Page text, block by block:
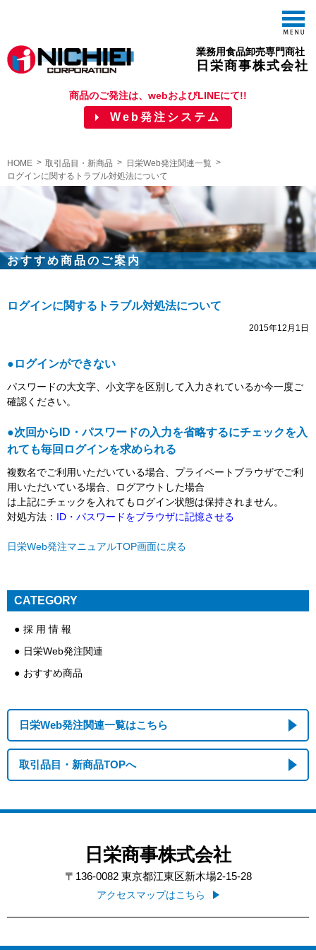
業務用食品卸売専門商社
日栄商事株式会社
商品のご発注は、webおよびLINEにて!!
Web発注システム
HOME 取引品目・新商品
日栄Web発注関連一覧
ログインに関するトラブル対処法について
おすすめ商品のご案内
ログインに関するトラブル対処法について
2015年12月1日
●ログインができない
パスワードの大文字、小文字を区別して入力されているか今一度ご
確認ください。
●次回からID・パスワードの入力を省略するにチェックを入
れても毎回ログインを求められる
複数名でご利用いただいている場合、プライベートブラウザでご利
用いただいている場合、ログアウトした場合
は上記にチェックを入れてもログイン状態は保持されません。
対処方法： ID・パスワードをブラウザに記憶させる
日栄Web発注マニュアルTOP画面に戻る
CATEGORY
採 用 情 報
日栄Web発注関連
おすすめ商品
日栄Web発注関連一覧はこちら
取引品目・新商品TOPへ
日栄商事株式会社
〒136-0082 東京都江東区新木場2-15-28
アクセスマップはこちら